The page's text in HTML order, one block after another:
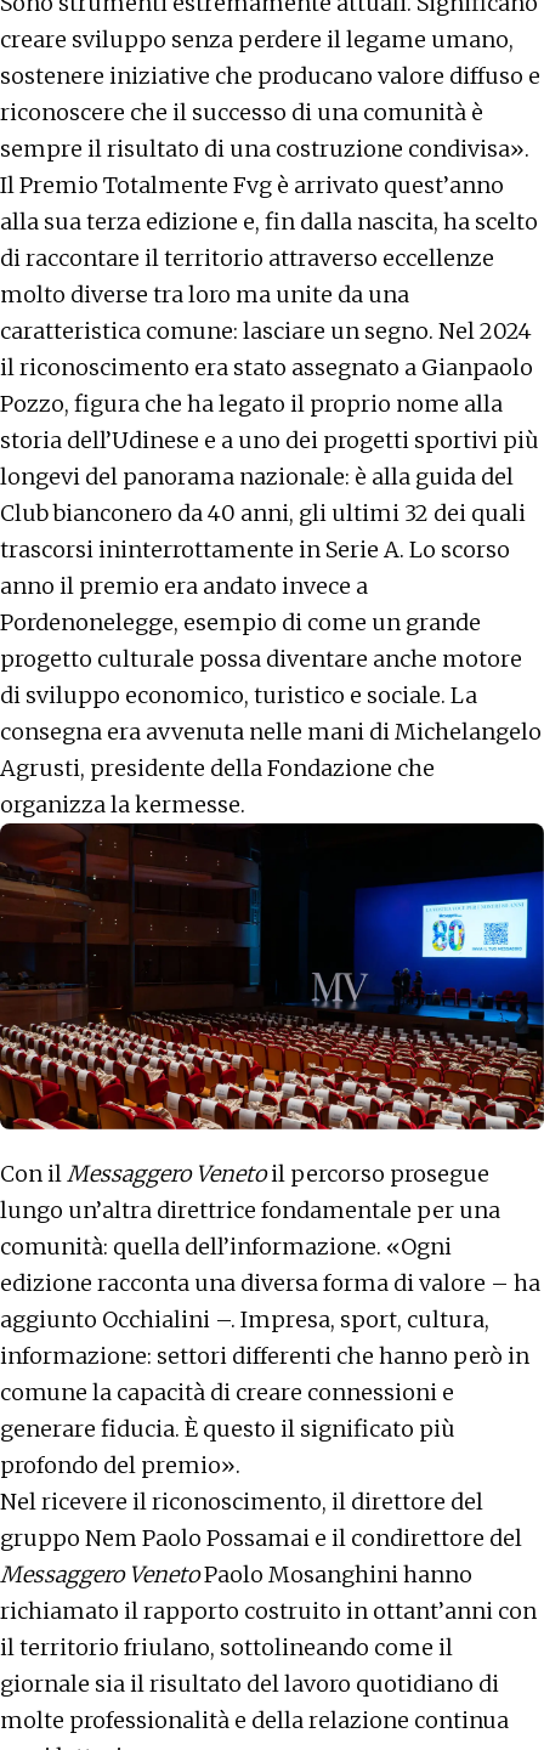
creare sviluppo senza perdere il legame umano,
sostenere iniziative che producano valore diffuso e
riconoscere che il successo di una comunità è
sempre il risultato di una costruzione condivisa».
Il Premio Totalmente Fvg è arrivato quest’anno
alla sua terza edizione e, fin dalla nascita, ha scelto
di raccontare il territorio attraverso eccellenze
molto diverse tra loro ma unite da una
caratteristica comune: lasciare un segno. Nel 2024
il riconoscimento era stato assegnato a Gianpaolo
Pozzo, figura che ha legato il proprio nome alla
storia dell’Udinese e a uno dei progetti sportivi più
longevi del panorama nazionale: è alla guida del
Club bianconero da 40 anni, gli ultimi 32 dei quali
trascorsi ininterrottamente in Serie A. Lo scorso
anno il premio era andato invece a
Pordenonelegge, esempio di come un grande
progetto culturale possa diventare anche motore
di sviluppo economico, turistico e sociale. La
consegna era avvenuta nelle mani di Michelangelo
Agrusti, presidente della Fondazione che
organizza la kermesse.
Con ilMessaggero Venetoil percorso prosegue
lungo un’altra direttrice fondamentale per una
comunità: quella dell’informazione. «Ogni
edizione racconta una diversa forma di valore – ha
aggiunto Occhialini –. Impresa, sport, cultura,
informazione: settori differenti che hanno però in
comune la capacità di creare connessioni e
generare fiducia. È questo il significato più
profondo del premio».
Nel ricevere il riconoscimento, il direttore del
gruppo Nem Paolo Possamai e il condirettore del
Messaggero VenetoPaolo Mosanghini hanno
richiamato il rapporto costruito in ottant’anni con
il territorio friulano, sottolineando come il
giornale sia il risultato del lavoro quotidiano di
molte professionalità e della relazione continua